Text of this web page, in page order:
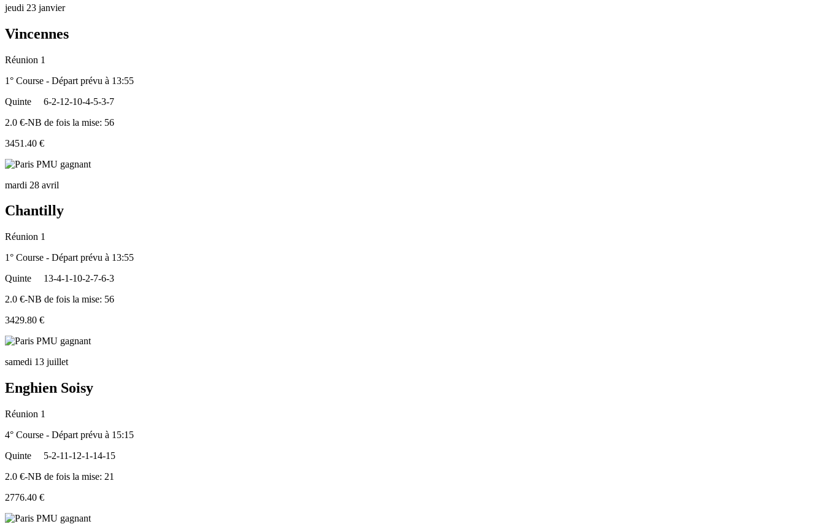
jeudi 23 janvier
Vincennes
Réunion 1
1° Course - Départ prévu à 13:55
Quinte
6-2-12-10-4-5-3-7
2.0 €-NB de fois la mise: 56
3451.40 €
mardi 28 avril
Chantilly
Réunion 1
1° Course - Départ prévu à 13:55
Quinte
13-4-1-10-2-7-6-3
2.0 €-NB de fois la mise: 56
3429.80 €
samedi 13 juillet
Enghien Soisy
Réunion 1
4° Course - Départ prévu à 15:15
Quinte
5-2-11-12-1-14-15
2.0 €-NB de fois la mise: 21
2776.40 €